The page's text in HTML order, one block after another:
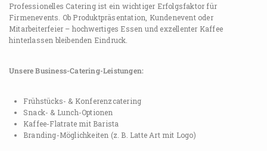
Professionelles Catering ist ein wichtiger Erfolgsfaktor für
Firmenevents. Ob Produktpräsentation, Kundenevent oder
Mitarbeiterfeier – hochwertiges Essen und exzellenter Kaffee
hinterlassen bleibenden Eindruck.
Unsere Business-Catering-Leistungen:
Frühstücks- & Konferenzcatering
Snack- & Lunch-Optionen
Kaffee-Flatrate mit Barista
Branding-Möglichkeiten (z. B. Latte Art mit Logo)